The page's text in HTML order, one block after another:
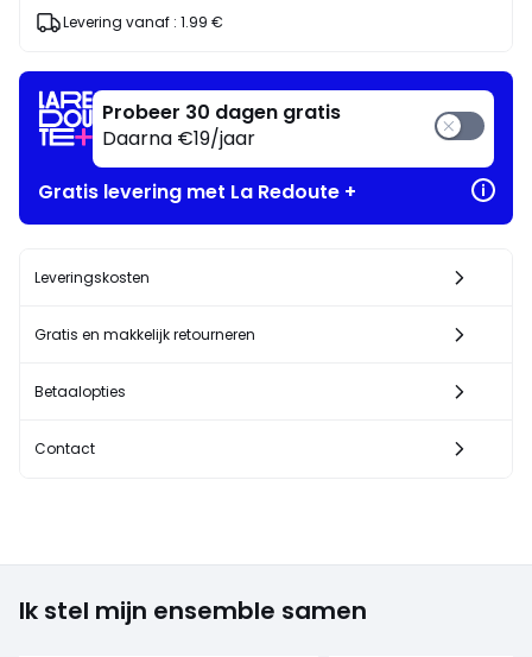
Geniet
Levering vanaf : 1.99 €
Probeer 30 dagen gratis
Daarna €19/jaar
Gratis levering met La Redoute +
Leveringskosten
Gratis en makkelijk retourneren
Betaalopties
Contact
Ik stel mijn ensemble samen